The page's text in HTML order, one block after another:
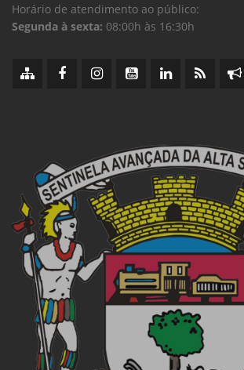
Horário de atendimento ao público:
Segunda à sexta: 08:00h às 16:30h